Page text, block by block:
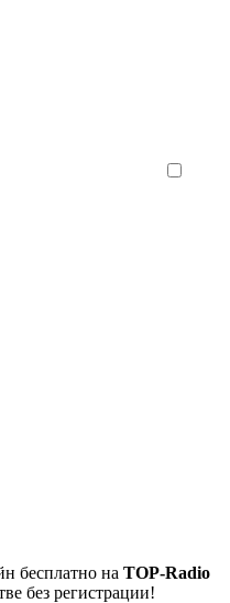
бесплатно на TOP-Radio
без регистрации!